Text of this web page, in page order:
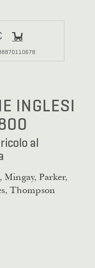
INGLESI
al
Mingay, Parker,
Thompson